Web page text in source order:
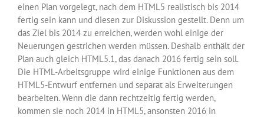
einen Plan vorgelegt, nach dem HTML5 realistisch bis 2014
fertig sein kann und diesen zur Diskussion gestellt. Denn um
das Ziel bis 2014 zu erreichen, werden wohl einige der
Neuerungen gestrichen werden müssen. Deshalb enthält der
Plan auch gleich HTML5.1, das danach 2016 fertig sein soll.
Die HTML-Arbeitsgruppe wird einige Funktionen aus dem
HTML5-Entwurf entfernen und separat als Erweiterungen
bearbeiten. Wenn die dann rechtzeitig fertig werden,
kommen sie noch 2014 in HTML5, ansonsten 2016 in